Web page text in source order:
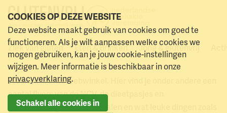
Naar menu Naar hoofdinhoud
Ziek van gluten Eten & drinken Jong & glutenvrij
Webwinkel Japans dieetpasje (download) 0
Webwinkel
Welkom in onze webwinkel. Hier vind je onder andere een
aantal flyers van de NCV, de dieetpasjes en
dieetvertalingen in zo’n 40 talen en wat leuke dingen zoals
COOKIES OP DEZE WEBSITE
Deze website maakt gebruik van cookies om goed te
functioneren. Als je wilt aanpassen welke cookies we
mogen gebruiken, kan je jouw cookie-instellingen
wijzigen. Meer informatie is beschikbaar in onze
privacyverklaring.
Schakel alle cookies in